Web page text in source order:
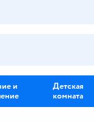
и
Детская
комната